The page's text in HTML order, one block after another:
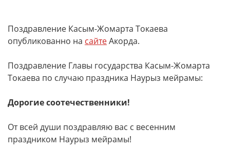
Поздравление Касым-Жомарта Токаева
опубликованно на сайтеАкорда.
Поздравление Главы государства Касым-Жомарта
Токаева по случаю праздника Наурыз мейрамы:
Дорогие соотечественники!
От всей души поздравляю вас с весенним
праздником Наурыз мейрамы!